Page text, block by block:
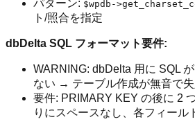
パターン: $wpdb-
ト/照合を指定
dbDelta SQL フォーマット要件:
WARNING: dbDelta 用に SQL
ない → テーブル作成が無音で
要件: PRIMARY KEY の後に 2
りにスペースなし、各フィール